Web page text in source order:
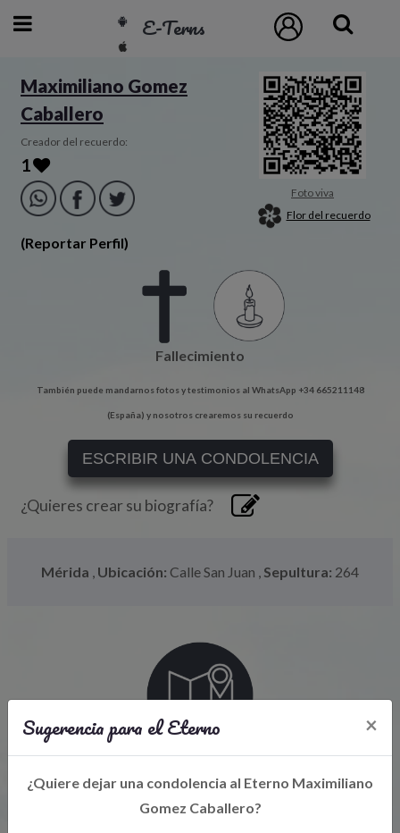
E-Terns
ESP
ENG
POR
Inicio
Maximiliano Gomez
Caballero
Creador del recuerdo:
1
(Reportar Perfil)
Foto viva
Flor del recuerdo
Fallecimiento
También puede mandarnos fotos y testimonios al WhatsApp +34 665211148
(España) y nosotros crearemos su recuerdo
ESCRIBIR UNA CONDOLENCIA
¿Quieres crear su biografía?
Mérida , Ubicación: Calle San Juan , Sepultura: 264
Libro de Eterno
Sugerencia para el Eterno ×
¿Quiere dejar una condolencia al Eterno Maximiliano
Gomez Caballero?